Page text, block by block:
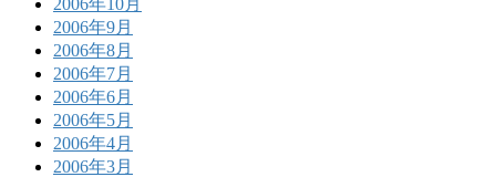
2006年9月
2006年8月
2006年7月
2006年6月
2006年5月
2006年4月
2006年3月